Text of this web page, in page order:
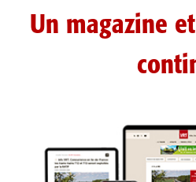
Un magazine